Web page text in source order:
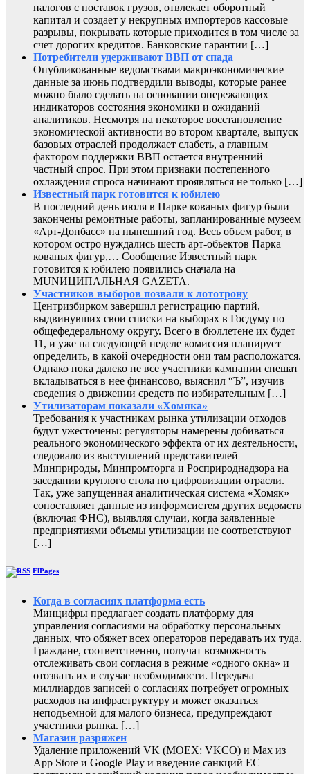
налогов с поставок грузов, отвлекает оборотный
капитал и создает у некрупных импортеров кассовые
разрывы, покрывать которые приходится в том числе за
счет дорогих кредитов. Банковские гарантии […]
Потребители удерживают ВВП от спада
Опубликованные ведомствами макроэкономические
данные за июнь подтвердили выводы, которые ранее
можно было сделать на основании опережающих
индикаторов состояния экономики и ожиданий
аналитиков. Несмотря на некоторое восстановление
экономической активности во втором квартале, выпуск
базовых отраслей продолжает слабеть, а главным
фактором поддержки ВВП остается внутренний
частный спрос. При этом признаки постепенного
охлаждения спроса начинают проявляться не только […]
Известный парк готовится к юбилею
В последний день июля в Парке кованых фигур были
закончены ремонтные работы, запланированные музеем
«Арт-Донбасс» на нынешний год. Весь объем работ, в
котором остро нуждались шесть арт-обьектов Парка
кованых фигур,… Сообщение Известный парк
готовится к юбилею появились сначала на
MUNИЦИПАЛЬНАЯ GAZЕТА.
Участников выборов позвали к лототрону
Центризбирком завершил регистрацию партий,
выдвинувших свои списки на выборах в Госдуму по
общефедеральному округу. Всего в бюллетене их будет
11, и уже на следующей неделе комиссия планирует
определить, в какой очередности они там расположатся.
Однако пока далеко не все участники кампании спешат
вкладываться в нее финансово, выяснил “Ъ”, изучив
сведения о движении средств по избирательным […]
Утилизаторам показали «Хомяка»
Требования к участникам рынка утилизации отходов
будут ужесточены: регуляторы намерены добиваться
реального экономического эффекта от их деятельности,
следовало из выступлений представителей
Минприроды, Минпромторга и Росприроднадзора на
заседании круглого стола по цифровизации отрасли.
Так, уже запущенная аналитическая система «Хомяк»
сопоставляет данные из информсистем других ведомств
(включая ФНС), выявляя случаи, когда заявленные
предприятиями объемы утилизации не соответствуют
[…]
ElPages
Когда в согласиях платформа есть
Минцифры предлагает создать платформу для
управления согласиями на обработку персональных
данных, что обяжет всех операторов передавать их туда.
Граждане, соответственно, получат возможность
отслеживать свои согласия в режиме «одного окна» и
отозвать их в случае необходимости. Передача
миллиардов записей о согласиях потребует огромных
расходов на инфраструктуру и может оказаться
неподъемной для малого бизнеса, предупреждают
участники рынка. […]
Магазин разряжен
Удаление приложений VK (MOEX: VKCO) и Max из
App Store и Google Play и введение санкций ЕС